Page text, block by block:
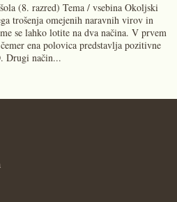
(8. razred) Tema / vsebina Okoljski
trošenja omejenih naravnih virov in
se lahko lotite na dva načina. V prvem
ena polovica predstavlja pozitivne
Drugi način...